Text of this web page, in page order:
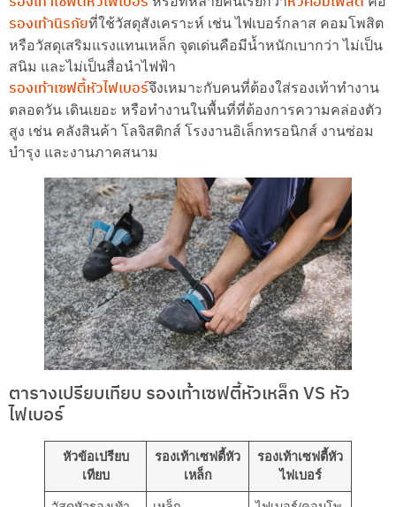
รองเท้านิรภัยที่ใช้วัสดุสังเคราะห์ เช่น ไฟเบอร์กลาส คอมโพสิต
หรือวัสดุเสริมแรงแทนเหล็ก จุดเด่นคือมีน้ำหนักเบากว่า ไม่เป็น
สนิม และไม่เป็นสื่อนำไฟฟ้า
รองเท้าเซฟตี้หัวไฟเบอร์จึงเหมาะกับคนที่ต้องใส่รองเท้าทำงาน
ตลอดวัน เดินเยอะ หรือทำงานในพื้นที่ที่ต้องการความคล่องตัว
สูง เช่น คลังสินค้า โลจิสติกส์ โรงงานอิเล็กทรอนิกส์ งานซ่อม
บำรุง และงานภาคสนาม
ตารางเปรียบเทียบ รองเท้าเซฟตี้หัวเหล็ก VS หัว
ไฟเบอร์
หัวข้อเปรียบ
เทียบ
รองเท้าเซฟตี้หัว
เหล็ก
รองเท้าเซฟตี้หัว
ไฟเบอร์